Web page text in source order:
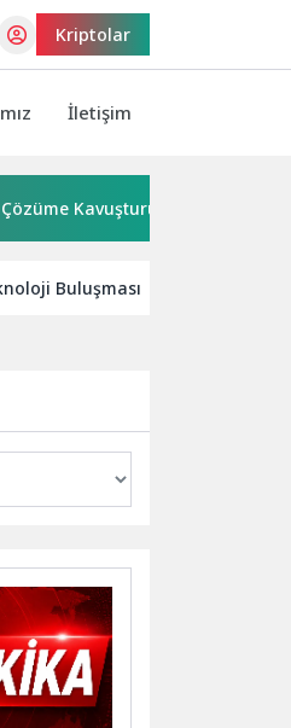
Kriptolar
İletişim
Kavuşturuldu
Buluşması